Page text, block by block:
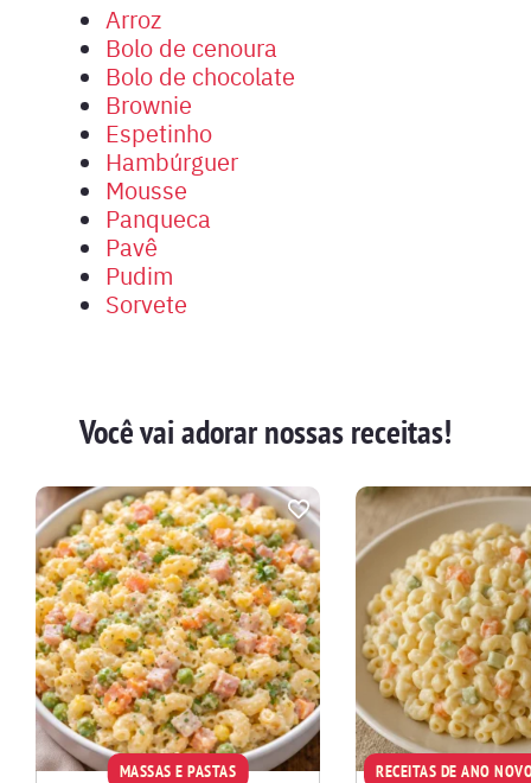
Arroz
Bolo de cenoura
Bolo de chocolate
Brownie
Espetinho
Hambúrguer
Mousse
Panqueca
Pavê
Pudim
Sorvete
Você vai adorar nossas receitas!
MASSAS E PASTAS RECEITAS DE ANO